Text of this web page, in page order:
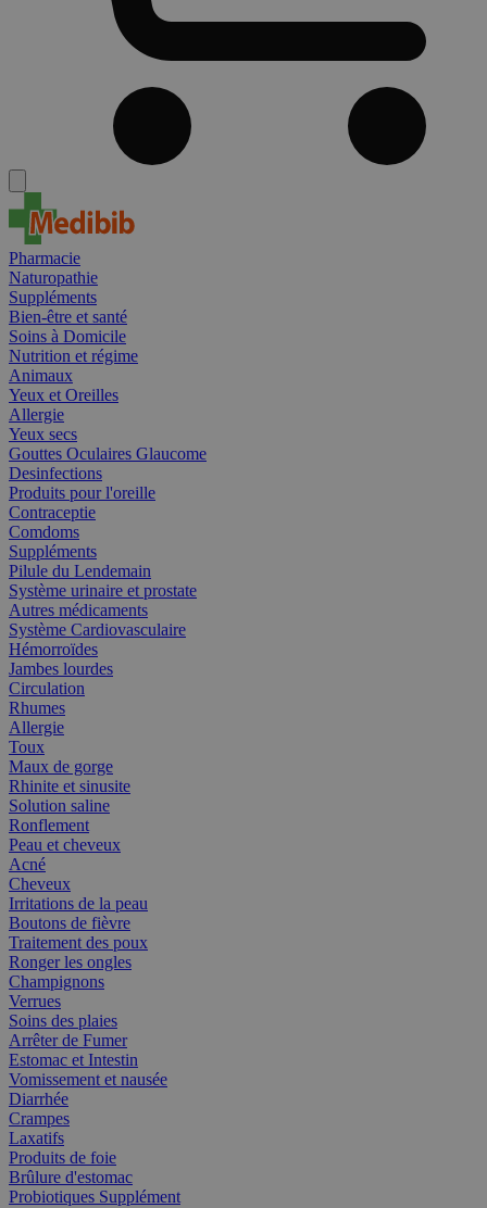
Pharmacie
Naturopathie
Suppléments
Bien-être et santé
Soins à Domicile
Nutrition et régime
Animaux
Yeux et Oreilles
Allergie
Yeux secs
Gouttes Oculaires Glaucome
Desinfections
Produits pour l'oreille
Contraceptie
Comdoms
Suppléments
Pilule du Lendemain
Système urinaire et prostate
Autres médicaments
Système Cardiovasculaire
Hémorroïdes
Jambes lourdes
Circulation
Rhumes
Allergie
Toux
Maux de gorge
Rhinite et sinusite
Solution saline
Ronflement
Peau et cheveux
Acné
Cheveux
Irritations de la peau
Boutons de fièvre
Traitement des poux
Ronger les ongles
Champignons
Verrues
Soins des plaies
Arrêter de Fumer
Estomac et Intestin
Vomissement et nausée
Diarrhée
Crampes
Laxatifs
Produits de foie
Brûlure d'estomac
Probiotiques Supplément